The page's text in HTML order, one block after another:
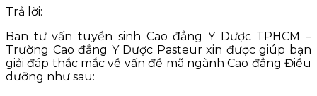
Trả lời:
Ban tư vấn tuyển sinh Cao đẳng Y Dược TPHCM –
Trường Cao đẳng Y Dược Pasteur xin được giúp bạn
giải đáp thắc mắc về vấn đề mã ngành Cao đẳng Điều
dưỡng như sau: